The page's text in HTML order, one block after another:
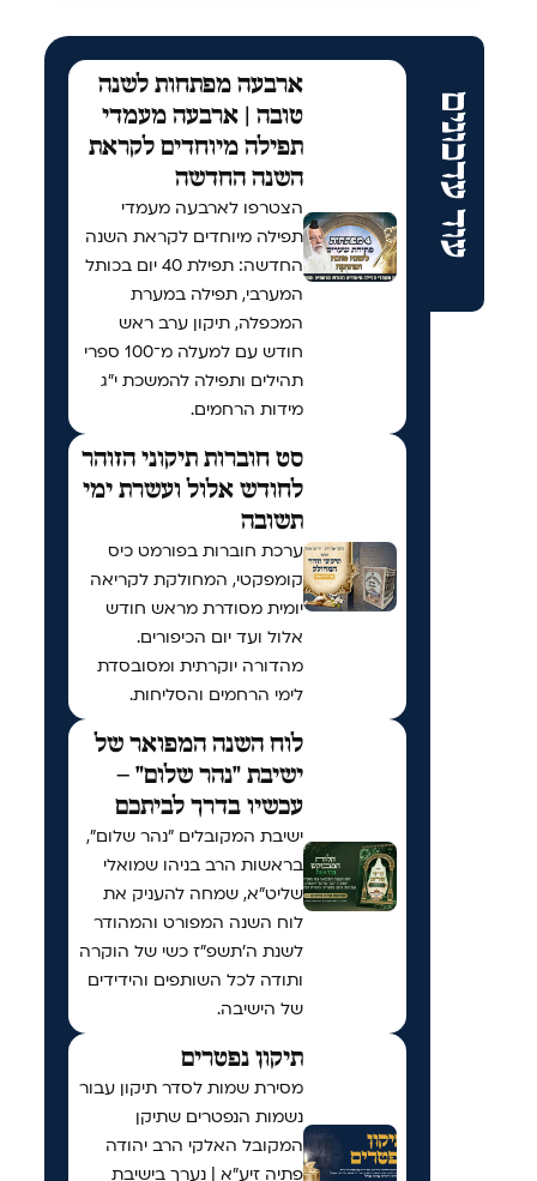
עוד עדכונים
ארבעה מפתחות לשנה
טובה | ארבעה מעמדי
תפילה מיוחדים לקראת
השנה החדשה
הצטרפו לארבעה מעמדי
תפילה מיוחדים לקראת השנה
החדשה: תפילת 40 יום בכותל
המערבי, תפילה במערת
המכפלה, תיקון ערב ראש
חודש עם למעלה מ־100 ספרי
תהילים ותפילה להמשכת י"ג
מידות הרחמים.
סט חוברות תיקוני הזוהר
לחודש אלול ועשרת ימי
תשובה
ערכת חוברות בפורמט כיס
קומפקטי, המחולקת לקריאה
יומית מסודרת מראש חודש
אלול ועד יום הכיפורים.
מהדורה יוקרתית ומסובסדת
לימי הרחמים והסליחות.
לוח השנה המפואר של
ישיבת "נהר שלום" –
עכשיו בדרך לביתכם
ישיבת המקובלים "נהר שלום",
בראשות הרב בניהו שמואלי
שליט"א, שמחה להעניק את
לוח השנה המפורט והמהודר
לשנת ה'תשפ"ז כשי של הוקרה
ותודה לכל השותפים והידידים
של הישיבה.
תיקון נפטרים
מסירת שמות לסדר תיקון עבור
נשמות הנפטרים שתיקן
המקובל האלקי הרב יהודה
פתיה זיע"א | נערך בישיבת